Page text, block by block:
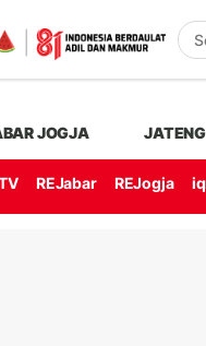
JOGJA JATENG
REJabar REJogja